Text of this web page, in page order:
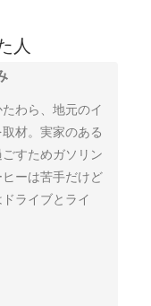
人
わら、地元のイ
材。実家のある
すためガソリン
ーは苦手だけど
ライブとライ